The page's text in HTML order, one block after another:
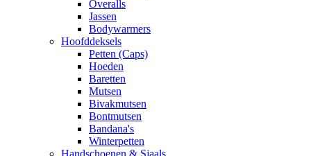
Overalls
Jassen
Bodywarmers
Hoofddeksels
Petten (Caps)
Hoeden
Baretten
Mutsen
Bivakmutsen
Bontmutsen
Bandana's
Winterpetten
Handschoenen & Sjaals